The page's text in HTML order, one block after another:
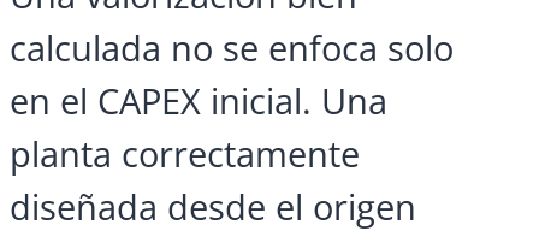
calculada no se enfoca solo
en el CAPEX inicial. Una
planta correctamente
diseñada desde el origen